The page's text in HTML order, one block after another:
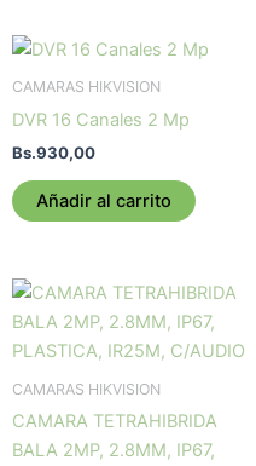
CAMARAS HIKVISION
DVR 16 Canales 2 Mp
Bs.930,00
Añadir al carrito
CAMARAS HIKVISION
CAMARA TETRAHIBRIDA
BALA 2MP, 2.8MM, IP67,